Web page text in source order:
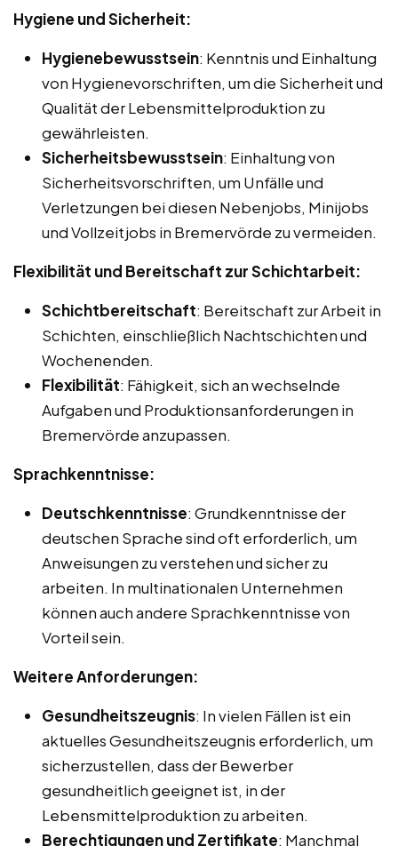
Hygiene und Sicherheit:
Hygienebewusstsein: Kenntnis und Einhaltung
von Hygienevorschriften, um die Sicherheit und
Qualität der Lebensmittelproduktion zu
gewährleisten.
Sicherheitsbewusstsein: Einhaltung von
Sicherheitsvorschriften, um Unfälle und
Verletzungen bei diesen Nebenjobs, Minijobs
und Vollzeitjobs in Bremervörde zu vermeiden.
Flexibilität und Bereitschaft zur Schichtarbeit:
Schichtbereitschaft: Bereitschaft zur Arbeit in
Schichten, einschließlich Nachtschichten und
Wochenenden.
Flexibilität: Fähigkeit, sich an wechselnde
Aufgaben und Produktionsanforderungen in
Bremervörde anzupassen.
Sprachkenntnisse:
Deutschkenntnisse: Grundkenntnisse der
deutschen Sprache sind oft erforderlich, um
Anweisungen zu verstehen und sicher zu
arbeiten. In multinationalen Unternehmen
können auch andere Sprachkenntnisse von
Vorteil sein.
Weitere Anforderungen:
Gesundheitszeugnis: In vielen Fällen ist ein
aktuelles Gesundheitszeugnis erforderlich, um
sicherzustellen, dass der Bewerber
gesundheitlich geeignet ist, in der
Lebensmittelproduktion zu arbeiten.
Berechtigungen und Zertifikate: Manchmal